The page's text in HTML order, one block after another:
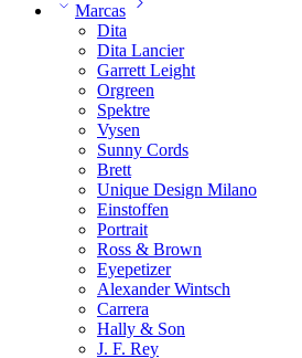
Marcas
Dita
Dita Lancier
Garrett Leight
Orgreen
Spektre
Vysen
Sunny Cords
Brett
Unique Design Milano
Einstoffen
Portrait
Ross & Brown
Eyepetizer
Alexander Wintsch
Carrera
Hally & Son
J. F. Rey